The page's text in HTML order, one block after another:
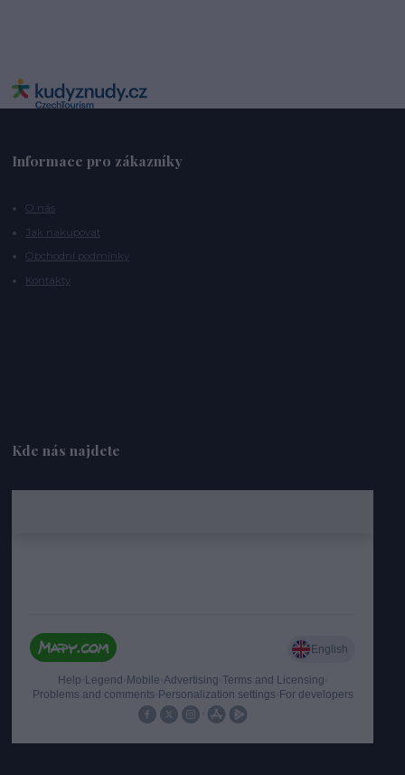
Informace pro zákazníky
O nás
Jak nakupovat
Obchodní podmínky
Kontakty
Kde nás najdete